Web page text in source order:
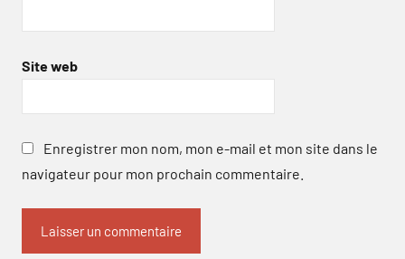
Site web
Enregistrer mon nom, mon e-mail et mon site dans le
navigateur pour mon prochain commentaire.